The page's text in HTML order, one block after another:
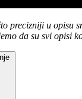
precizniji u opisu
da su svi opisi